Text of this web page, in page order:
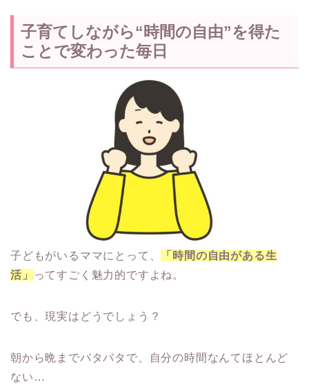
子育てしながら“時間の自由”を得た
ことで変わった毎日
子どもがいるママにとって、
「時間の自由がある生
活」
ってすごく魅力的ですよね。
でも、現実はどうでしょう？
朝から晩までバタバタで、自分の時間なんてほとんど
ない…